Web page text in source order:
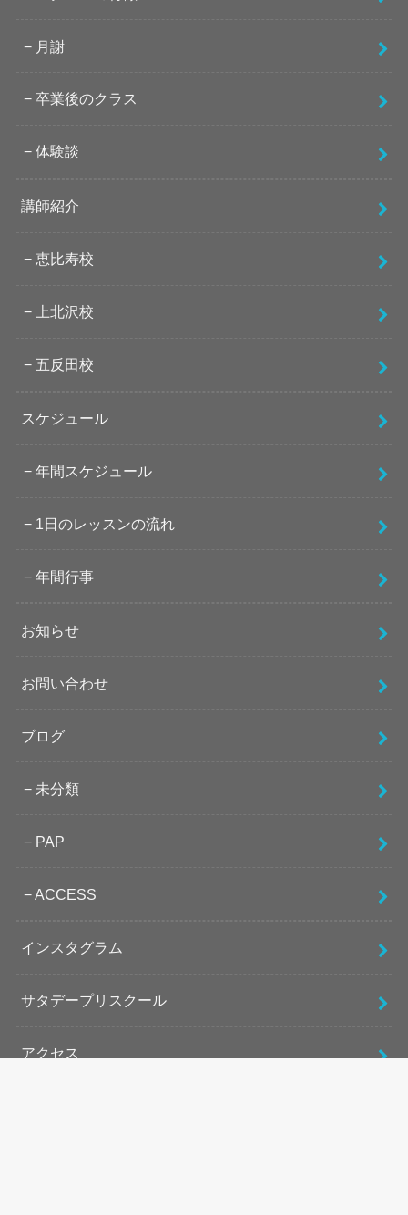
月謝
卒業後のクラス
体験談
講師紹介
恵比寿校
上北沢校
五反田校
スケジュール
年間スケジュール
1日のレッスンの流れ
年間行事
お知らせ
お問い合わせ
ブログ
未分類
PAP
ACCESS
インスタグラム
サタデープリスクール
アクセス